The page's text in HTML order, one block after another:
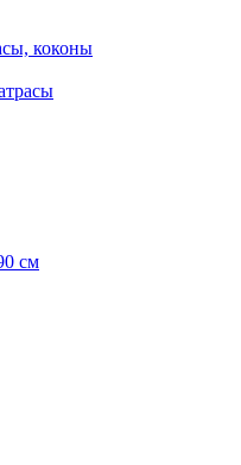
коконы
см